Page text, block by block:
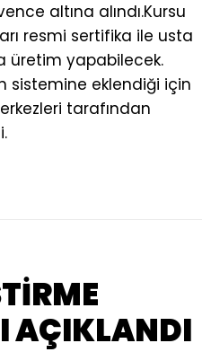
altına alındı.Kursu
resmi sertifika ile usta
üretim yapabilecek.
sistemine eklendiği için
tarafından
AÇIKLANDI